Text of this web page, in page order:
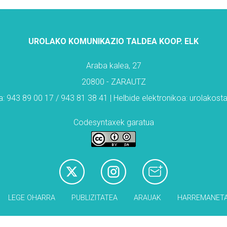
UROLAKO KOMUNIKAZIO TALDEA KOOP. ELK
Araba kalea, 27
20800 - ZARAUTZ
943 89 00 17 / 943 81 38 41 | Helbide elektronikoa:
Codesyntaxek garatua
LEGE OHARRA PUBLIZITATEA ARAUAK